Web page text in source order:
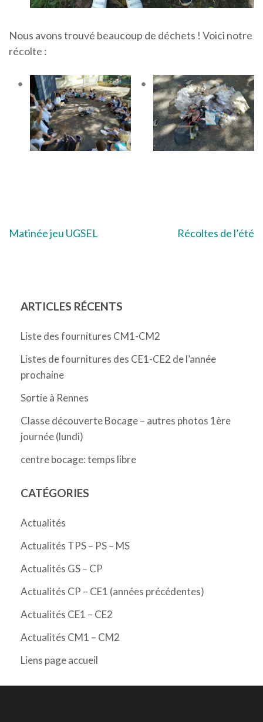
Nous avons trouvé beaucoup de déchets ! Voici notre
récolte :
Navigation
Matinée jeu UGSEL Récoltes de l’été
ARTICLES RÉCENTS
Liste des fournitures CM1-CM2
Listes de fournitures des CE1-CE2 de l’année
prochaine
Sortie à Rennes
Classe découverte Bocage – autres photos 1ère
journée (lundi)
centre bocage: temps libre
CATÉGORIES
Actualités
Actualités TPS – PS – MS
Actualités GS – CP
Actualités CP – CE1 (années précédentes)
Actualités CE1 – CE2
Actualités CM1 – CM2
Liens page accueil